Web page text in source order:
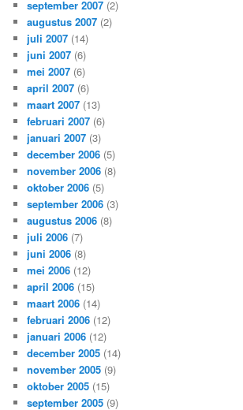
september 2007 (2)
augustus 2007 (2)
juli 2007 (14)
juni 2007 (6)
mei 2007 (6)
april 2007 (6)
maart 2007 (13)
februari 2007 (6)
januari 2007 (3)
december 2006 (5)
november 2006 (8)
oktober 2006 (5)
september 2006 (3)
augustus 2006 (8)
juli 2006 (7)
juni 2006 (8)
mei 2006 (12)
april 2006 (15)
maart 2006 (14)
februari 2006 (12)
januari 2006 (12)
december 2005 (14)
november 2005 (9)
oktober 2005 (15)
september 2005 (9)